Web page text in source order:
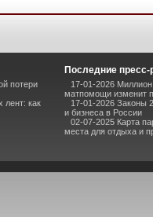
потери
лент: как
Последние
17-01-2026
матпомощи изменит
17-01-2026 Законы
и бизнеса в России
02-07-2025 Карта
места для отдыха и